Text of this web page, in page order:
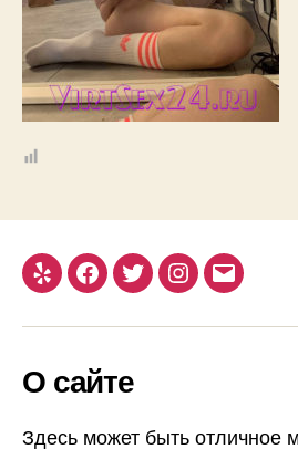
Yelp Facebook
TwitterInstagram
Email
О сайте
Здесь может быть отличное